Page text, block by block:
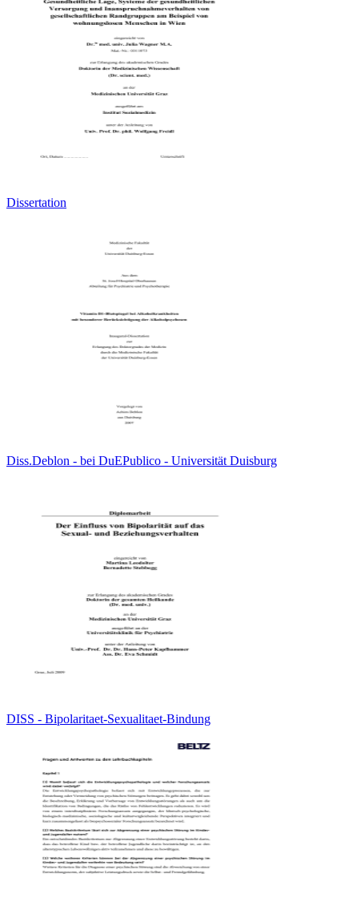
Dissertation
Diss.Deblon - bei DuEPublico - Universität Duisburg
DISS - Bipolaritaet-Sexualitaet-Bindung